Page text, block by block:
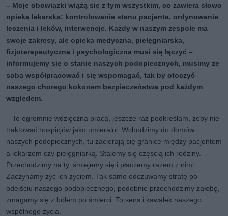
– Moje obowiązki wiążą się z tym wszystkim, co zawiera słowo
opieka lekarska: kontrolowanie stanu pacjenta, ordynowanie
leczenia i leków, interwencje. Każdy w naszym zespole ma
swoje zakresy, ale opieka medyczna, pielęgniarska,
fizjoterapeutyczna i psychologiczna musi się łączyć –
informujemy się o stanie naszych podopiecznych, musimy ze
sobą współpracować i się wspomagać, tak by otoczyć
naszego chorego kokonem bezpieczeństwa pod każdym
względem.
– To ogromnie wdzięczna praca, jeszcze raz podkreślam, żeby nie
traktować hospicjów jako umieralni. Wchodzimy do domów
naszych podopiecznych, tu zacierają się granice między pacjentem
a lekarzem czy pielęgniarką. Stajemy się częścią ich rodziny.
Przechodzimy na ty, śmiejemy się i płaczemy razem z nimi.
Zaczynamy żyć ich życiem. Tak samo odczuwamy stratę po
odejściu naszego podopiecznego, podobnie przechodzimy żałobę,
zmagamy się z bólem po śmierci. To sens i kawałek naszego
wspólnego życia.